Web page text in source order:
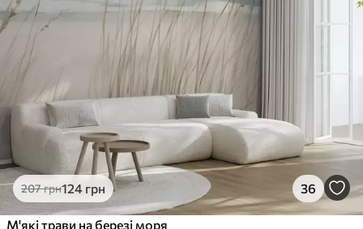
207грн124 грн 36
М'які трави на березі моря